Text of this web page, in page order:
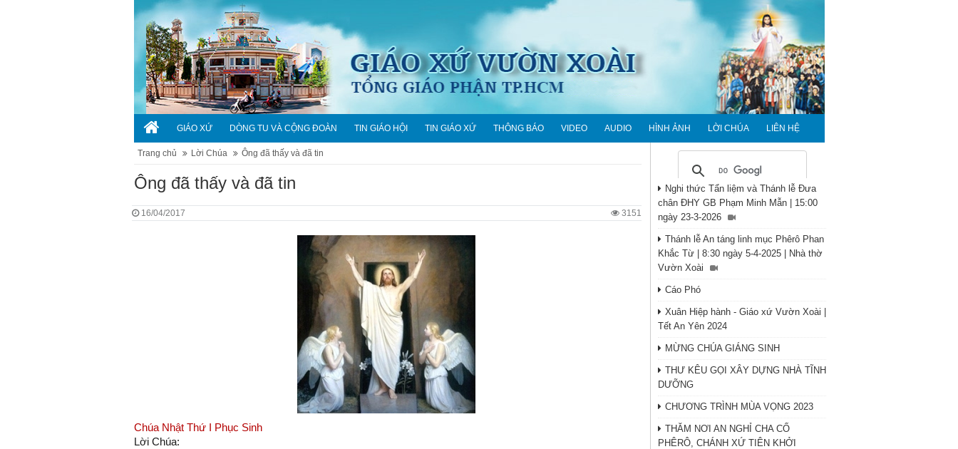
GIÁO XỨ DÒNG TU VÀ CỘNG ĐOÀN TIN GIÁO HỘI TIN GIÁO XỨ THÔNG BÁO VIDEO AUDIO HÌNH ẢNH LỜI CHÚA LIÊN HỆ
Trang chủ Lời Chúa Ông đã thấy và đã tin
Ông đã thấy và đã tin
16/04/2017 3151
Chúa Nhật Thứ I Phục Sinh
Lời Chúa:
Nghi thức Tẩn liệm và Thánh lễ Đưa
chân ĐHY GB Phạm Minh Mẫn | 15:00
ngày 23-3-2026
Thánh lễ An táng linh mục Phêrô Phan
Khắc Từ | 8:30 ngày 5-4-2025 | Nhà thờ
Vườn Xoài
Cáo Phó
Xuân Hiệp hành - Giáo xứ Vườn Xoài |
Tết An Yên 2024
MỪNG CHÚA GIÁNG SINH
THƯ KÊU GỌI XÂY DỰNG NHÀ TĨNH
DƯỠNG
CHƯƠNG TRÌNH MÙA VỌNG 2023
THĂM NƠI AN NGHỈ CHA CỐ
PHÊRÔ, CHÁNH XỨ TIÊN KHỞI